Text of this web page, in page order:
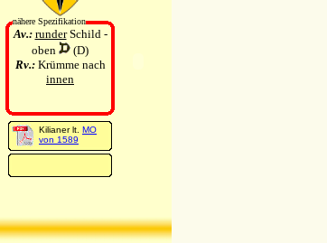
nähere Spezifikation
Av.: runderSchild -
oben
(D)
Rv.: Krümme nach
innen
Kilianer lt. MO
von 1589